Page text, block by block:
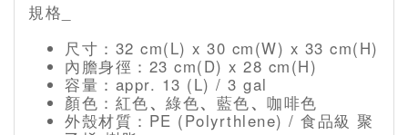
規格_
尺寸：32 cm(L) x 30 cm(W) x 33 cm(H)
內膽身徑：23 cm(D) x 28 cm(H)
容量：appr. 13 (L) / 3 gal
顏色：紅色、 綠色、 藍色、 咖啡色
外殼材質：PE (Polyrthlene) / 食品級 聚